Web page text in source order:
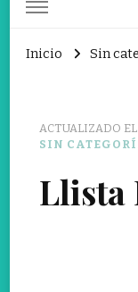
Inicio Sin
ACTUALIZADO EL
SIN
Llista